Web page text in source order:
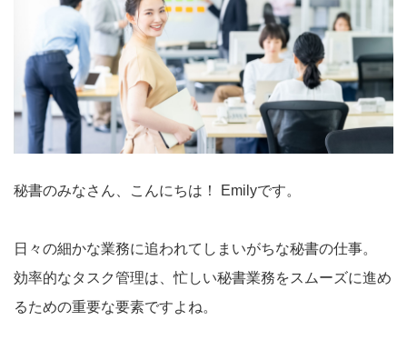
秘書のみなさん、こんにちは！ Emilyです。
日々の細かな業務に追われてしまいがちな秘書の仕事。
効率的なタスク管理は、忙しい秘書業務をスムーズに進め
るための重要な要素ですよね。